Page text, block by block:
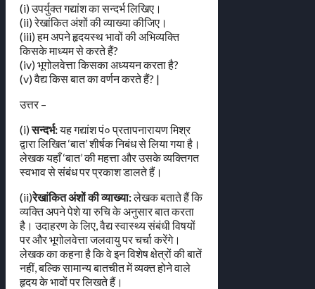
(i) उपर्युक्त गद्यांश का सन्दर्भ लिखिए।
(ii) रेखांकित अंशों की व्याख्या कीजिए।
(iii) हम अपने हृदयस्थ भावों की अभिव्यक्ति
किसके माध्यम से करते हैं?
(iv) भूगोलवेत्ता किसका अध्ययन करता है?
(v) वैद्य किस बात का वर्णन करते हैं? |
उत्तर –
(i)सन्दर्भ:यह गद्यांश पं० प्रतापनारायण मिश्र
द्वारा लिखित ‘बात’ शीर्षक निबंध से लिया गया है।
लेखक यहाँ ‘बात’ की महत्ता और उसके व्यक्तिगत
स्वभाव से संबंध पर प्रकाश डालते हैं।
(ii)रेखांकित अंशों की व्याख्या:लेखक बताते हैं कि
व्यक्ति अपने पेशे या रुचि के अनुसार बात करता
है। उदाहरण के लिए, वैद्य स्वास्थ्य संबंधी विषयों
पर और भूगोलवेत्ता जलवायु पर चर्चा करेंगे।
लेखक का कहना है कि वे इन विशेष क्षेत्रों की बातें
नहीं, बल्कि सामान्य बातचीत में व्यक्त होने वाले
हृदय के भावों पर लिखते हैं।